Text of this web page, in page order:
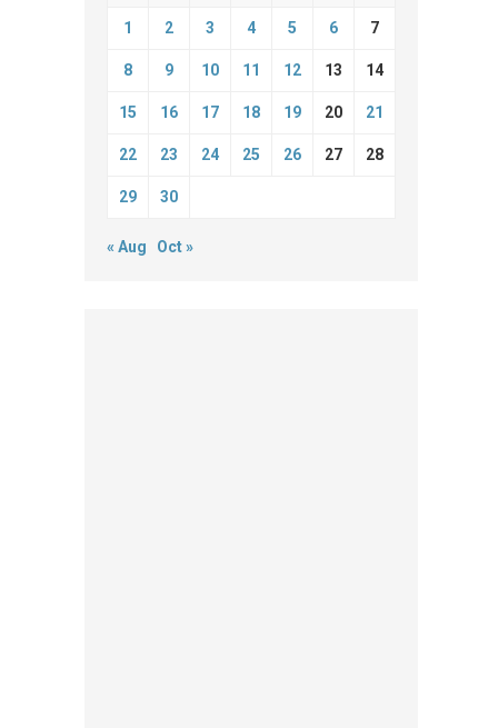
1 2 3 4 5 6 7
8 9 10 11 12 13 14
15 16 17 18 19 20 21
22 23 24 25 26 27 28
29 30
« Aug Oct »